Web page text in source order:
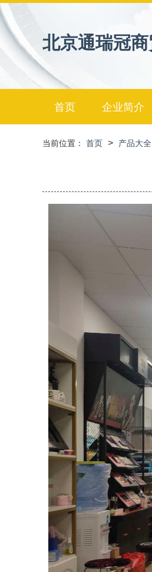
北京通瑞冠商
首页 企业简介
当前位置： 首页 > 产品大全